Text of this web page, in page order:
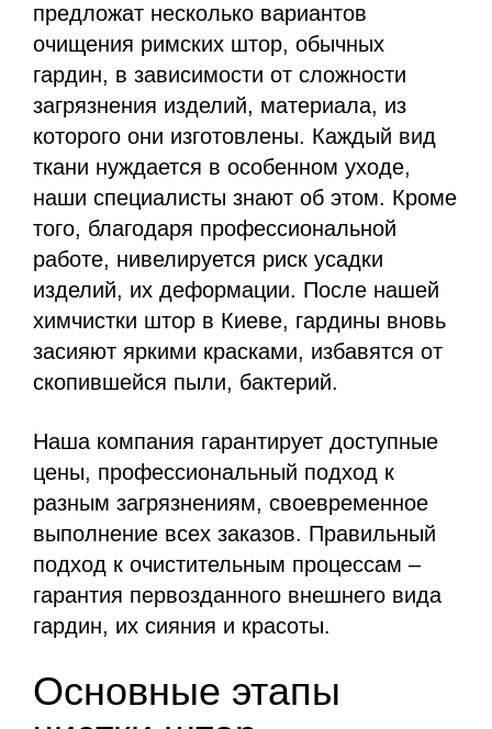
предложат несколько вариантов
очищения римских штор, обычных
гардин, в зависимости от сложности
загрязнения изделий, материала, из
которого они изготовлены. Каждый вид
ткани нуждается в особенном уходе,
наши специалисты знают об этом. Кроме
того, благодаря профессиональной
работе, нивелируется риск усадки
изделий, их деформации. После нашей
химчистки штор в Киеве, гардины вновь
засияют яркими красками, избавятся от
скопившейся пыли, бактерий.
Наша компания гарантирует доступные
цены, профессиональный подход к
разным загрязнениям, своевременное
выполнение всех заказов. Правильный
подход к очистительным процессам –
гарантия первозданного внешнего вида
гардин, их сияния и красоты.
Основные этапы